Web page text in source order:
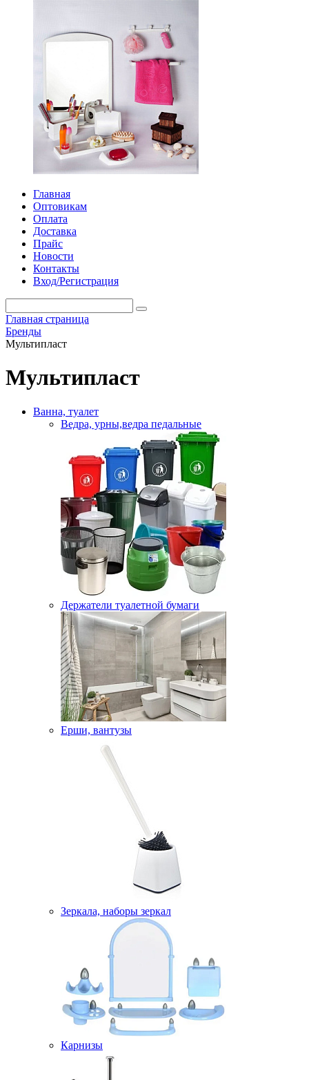
Главная
Оптовикам
Оплата
Доставка
Прайс
Новости
Контакты
Вход/Регистрация
Главная страница
Бренды
Мультипласт
Мультипласт
Ванна, туалет
Ведра, урны,ведра педальные
Держатели туалетной бумаги
Ерши, вантузы
Зеркала, наборы зеркал
Карнизы